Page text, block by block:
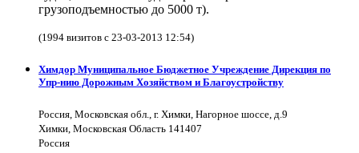
грузоподъемностью до 5000 т).
(1994 визитов с 23-03-2013 12:54)
Химдор Муниципальное Бюджетное Учреждение Дирекция по
Упр-нию Дорожным Хозяйством и Благоустройству
Россия, Московская обл., г. Химки, Нагорное шоссе, д.9
Химки, Московская Область 141407
Россия